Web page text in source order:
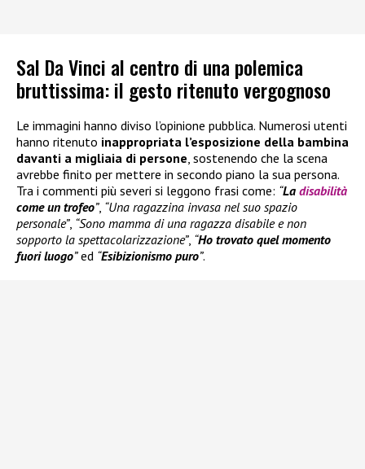
Sal Da Vinci al centro di una polemica
bruttissima: il gesto ritenuto vergognoso
Le immagini hanno diviso l’opinione pubblica. Numerosi utenti
hanno ritenuto inappropriata l’esposizione della bambina
davanti a migliaia di persone, sostenendo che la scena
avrebbe finito per mettere in secondo piano la sua persona.
Tra i commenti più severi si leggono frasi come: “La disabilità
come un trofeo”, “Una ragazzina invasa nel suo spazio
personale”, “Sono mamma di una ragazza disabile e non
sopporto la spettacolarizzazione”, “Ho trovato quel momento
fuori luogo”ed “Esibizionismo puro”.